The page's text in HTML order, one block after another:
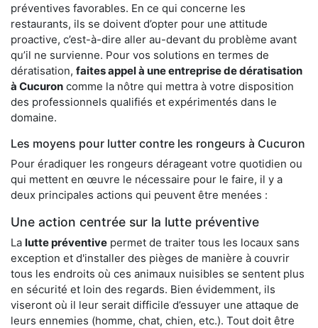
préventives favorables. En ce qui concerne les
restaurants, ils se doivent d’opter pour une attitude
proactive, c’est-à-dire aller au-devant du problème avant
qu’il ne survienne. Pour vos solutions en termes de
dératisation, faites appel à une entreprise de dératisation
à Cucuron comme la nôtre qui mettra à votre disposition
des professionnels qualifiés et expérimentés dans le
domaine.
Les moyens pour lutter contre les rongeurs à Cucuron
Pour éradiquer les rongeurs dérageant votre quotidien ou
qui mettent en œuvre le nécessaire pour le faire, il y a
deux principales actions qui peuvent être menées :
Une action centrée sur la lutte préventive
La lutte préventive permet de traiter tous les locaux sans
exception et d'installer des pièges de manière à couvrir
tous les endroits où ces animaux nuisibles se sentent plus
en sécurité et loin des regards. Bien évidemment, ils
viseront où il leur serait difficile d’essuyer une attaque de
leurs ennemies (homme, chat, chien, etc.). Tout doit être